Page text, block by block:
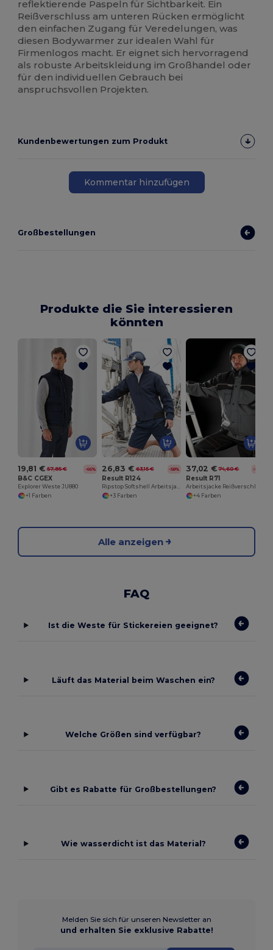
reflektierende Paspeln für Sichtbarkeit. Ein
Reißverschluss am unteren Rücken ermöglicht
den einfachen Zugang für Veredelungen, was
diesen Bodywarmer zur idealen Wahl für
Firmenlogos macht. Er eignet sich hervorragend
als robuste Arbeitskleidung im Großhandel oder
für den individuellen Gebrauch bei
anspruchsvollen Projekten.
Kundenbewertungen zum Produkt
Kommentar hinzufügen
Großbestellungen
Produkte die Sie interessieren
könnten
19,81 € 57,85 € -66%
B&C CGEX
Explorer Weste JU880
+1 Farben
26,83 € 63,15 € -58%
Result R124
Ripstop Softshell Arbeitsjacke
+3 Farben
37,02 € 74,60 € -50%
Result R71
+4 Farben
Alle anzeigen
FAQ
Ist die Weste für Stickereien geeignet?
Läuft das Material beim Waschen ein?
Welche Größen sind verfügbar?
Gibt es Rabatte für Großbestellungen?
Wie wasserdicht ist das Material?
Melden Sie sich für unseren Newsletter an
und erhalten Sie exklusive Rabatte!